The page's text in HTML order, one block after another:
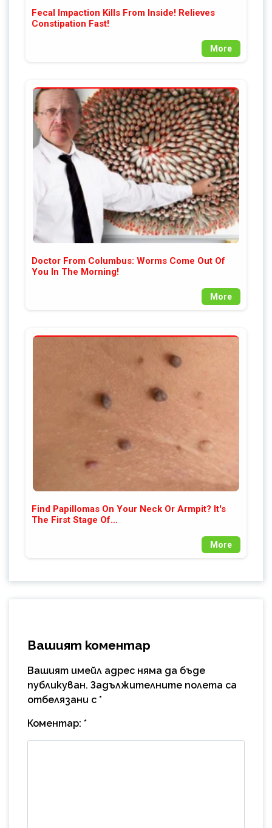
Fecal Impaction Kills From Inside! Relieves
Constipation Fast!
More
Doctor From Columbus: Worms Come Out Of
You In The Morning!
More
Find Papillomas On Your Neck Or Armpit? It's
The First Stage Of...
More
Вашият коментар
Вашият имейл адрес няма да бъде
публикуван. Задължителните полета са
отбелязани с *
Коментар: *